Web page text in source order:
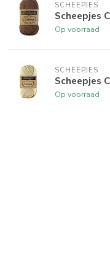
SCHEEPJES
Scheepjes
Op voorraad
SCHEEPJES
Scheepjes
Op voorraad